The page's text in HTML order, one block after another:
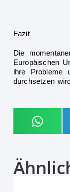
Fazit
Die
Europäischen
ihre Probleme
durchsetzen